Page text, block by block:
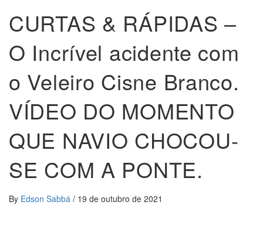
CURTAS & RÁPIDAS –
O Incrível acidente com
o Veleiro Cisne Branco.
VÍDEO DO MOMENTO
QUE NAVIO CHOCOU-
SE COM A PONTE.
By Edson Sabbá / 19 de outubro de 2021